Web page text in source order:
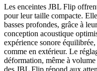
Les enceintes JBL Flip
pour leur taille compacte.
basses profondes, grâce à
conception acoustique
expérience sonore
comme en extérieur. Le
déformation, même à